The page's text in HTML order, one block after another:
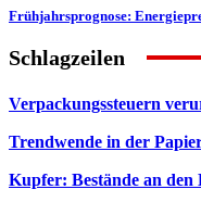
Frühjahrsprognose:
Schlagzeilen
Verpackungssteuern
Trendwende in der
Kupfer: Bestände an